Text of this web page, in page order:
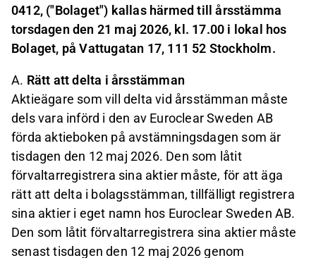
0412, ("Bolaget") kallas härmed till årsstämma
torsdagen den 21 maj 2026, kl. 17.00 i lokal hos
Bolaget, på Vattugatan 17, 111 52 Stockholm.
A. Rätt att delta i årsstämman
Aktieägare som vill delta vid årsstämman måste
dels vara införd i den av Euroclear Sweden AB
förda aktieboken på avstämningsdagen som är
tisdagen den 12 maj 2026. Den som låtit
förvaltarregistrera sina aktier måste, för att äga
rätt att delta i bolagsstämman, tillfälligt registrera
sina aktier i eget namn hos Euroclear Sweden AB.
Den som låtit förvaltarregistrera sina aktier måste
senast tisdagen den 12 maj 2026 genom